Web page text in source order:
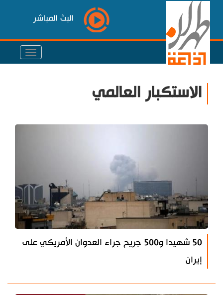
البث المباشر
الاستكبار العالمي
50 شهيدا و500 جريح جراء العدوان الأمريكي على
إيران